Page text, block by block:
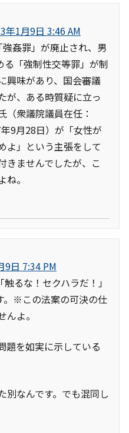
年1月9日 3:46 AM
姦罪」が廃止され、男
る「強制性交等罪」が制
興味があり、国会審議
が、ある時質疑に立っ
（衆議院議員在任：
9月28日）が「女性が
よ」という主張をして
きませんでしたが、こ
。
9日 7:34 PM
るな！セクハラだ！」
。※この法案の可決の仕
よ。
題を如実に示している
別なんです。でも混同し